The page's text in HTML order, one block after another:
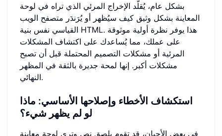
بشكل عام، يُقلّد الإخراج المرئي الذي تراه في لوحة
المعاينة بشكل وثيق كيف سيُظهر أو يُرَندَر متصفح الويب
القياسي نفس بنية HTML. هذا يوفر نظرة أولية موثوقة
على عملك، مما يُساعدك على اكتشاف المشكلات
المرئية أو مشكلات التصميم المحتملة قبل أن تصبح
مشكلات أكبر. إنها لمحة جديرة بالثقة في المظهر
النهائي.
استكشاف الأخطاء وإصلاحها الأساسي: ماذا
لو لم يظهر شيء؟
في بعض الأحيان، قد تقوم بلصق نص وترى لوحة معاينة